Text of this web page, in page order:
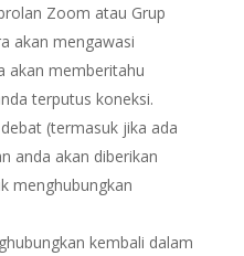
Zoom atau Grup
akan mengawasi
akan memberitahu
terputus koneksi.
(termasuk jika ada
anda akan diberikan
menghubungkan
kembali dalam